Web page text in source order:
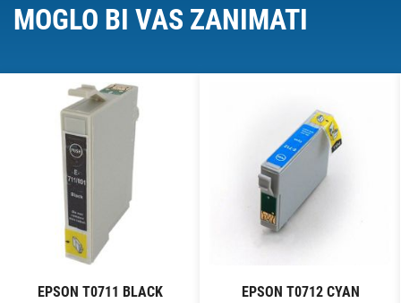
MOGLO BI VAS ZANIMATI
EPSON T0711 BLACK
EPSON T0712 CYAN